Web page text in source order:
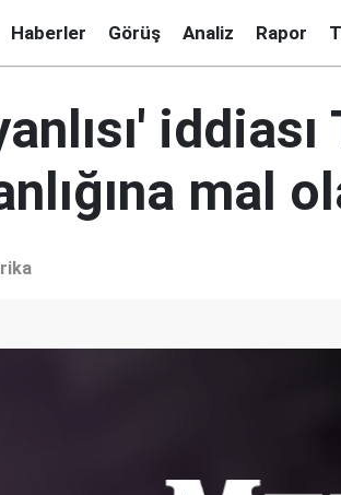
Haberler Görüş Analiz Rapor
iddiası
mal